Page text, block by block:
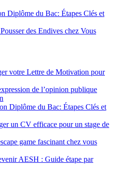
Diplôme du Bac: Étapes Clés et
des Endives chez Vous
votre Lettre de Motivation pour
de l’opinion publique
Diplôme du Bac: Étapes Clés et
un CV efficace pour un stage de
game fascinant chez vous
AESH : Guide étape par